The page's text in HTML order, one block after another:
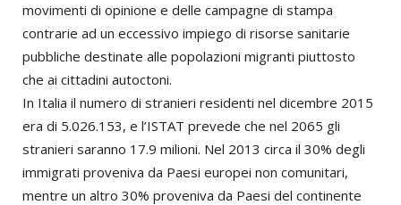
movimenti di opinione e delle campagne di stampa
contrarie ad un eccessivo impiego di risorse sanitarie
pubbliche destinate alle popolazioni migranti piuttosto
che ai cittadini autoctoni.
In Italia il numero di stranieri residenti nel dicembre 2015
era di 5.026.153, e l’ISTAT prevede che nel 2065 gli
stranieri saranno 17.9 milioni. Nel 2013 circa il 30% degli
immigrati proveniva da Paesi europei non comunitari,
mentre un altro 30% proveniva da Paesi del continente